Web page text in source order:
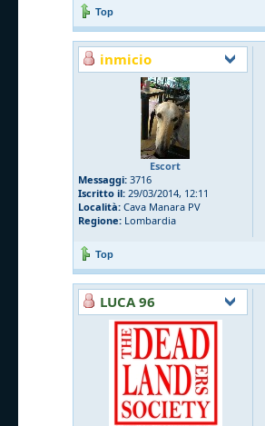
Top
inmicio
Escort
Messaggi: 3716
Iscritto il: 29/03/2014, 12:11
Località: Cava Manara PV
Regione: Lombardia
Top
LUCA 96